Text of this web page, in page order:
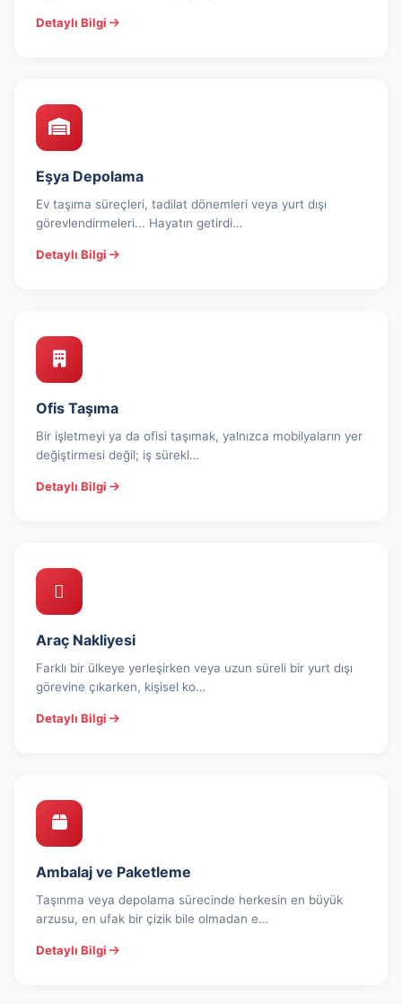
Detaylı Bilgi
Eşya Depolama
Ev taşıma süreçleri, tadilat dönemleri veya yurt dışı
görevlendirmeleri... Hayatın getirdi…
Detaylı Bilgi
Ofis Taşıma
Bir işletmeyi ya da ofisi taşımak, yalnızca mobilyaların yer
değiştirmesi değil; iş sürekl…
Detaylı Bilgi
Araç Nakliyesi
Farklı bir ülkeye yerleşirken veya uzun süreli bir yurt dışı
görevine çıkarken, kişisel ko…
Detaylı Bilgi
Ambalaj ve Paketleme
Taşınma veya depolama sürecinde herkesin en büyük
arzusu, en ufak bir çizik bile olmadan e…
Detaylı Bilgi